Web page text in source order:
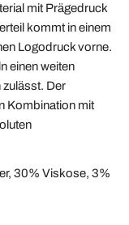
mit Prägedruck
kommt in einem
Logodruck vorne.
einen weiten
Der
Kombination mit
30% Viskose, 3%